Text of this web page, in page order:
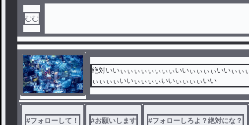
むむ
絶対いいぃぃぃぃぃぃぃぃいいぃぃぃぃいいぃぃ
ぃぃぃぃいいぃぃぃぃいいぃぃぃぃいい
#フォローして！ #お願いします #フォローしろよ？絶対にな？